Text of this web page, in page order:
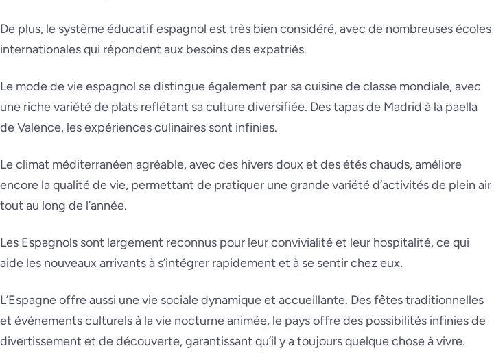
De plus, le système éducatif espagnol est très bien considéré, avec de nombreuses écoles
internationales qui répondent aux besoins des expatriés.
Le mode de vie espagnol se distingue également par sa cuisine de classe mondiale, avec
une riche variété de plats reflétant sa culture diversifiée. Des tapas de Madrid à la paella
de Valence, les expériences culinaires sont infinies.
Le climat méditerranéen agréable, avec des hivers doux et des étés chauds, améliore
encore la qualité de vie, permettant de pratiquer une grande variété d’activités de plein air
tout au long de l’année.
Les Espagnols sont largement reconnus pour leur convivialité et leur hospitalité, ce qui
aide les nouveaux arrivants à s’intégrer rapidement et à se sentir chez eux.
L’Espagne offre aussi une vie sociale dynamique et accueillante. Des fêtes traditionnelles
et événements culturels à la vie nocturne animée, le pays offre des possibilités infinies de
divertissement et de découverte, garantissant qu’il y a toujours quelque chose à vivre.